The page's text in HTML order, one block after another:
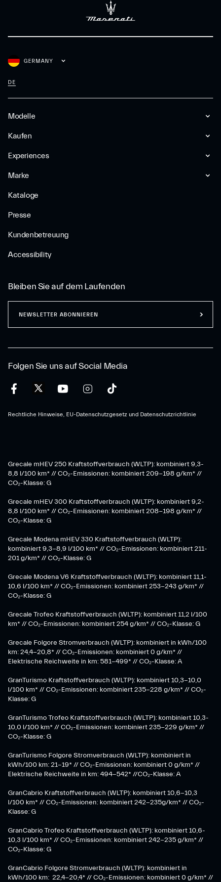
Modelle
Kaufen
Experiences
Marke
Kataloge
Presse
Kundenbetreuung
Accessibility
GERMANY
DE
Folgen Sie uns auf Social Media
Rechtliche Hinweise, EU-Datenschutzgesetz und Datenschutzrichtlinie
Bleiben Sie auf dem Laufenden
NEWSLETTER ABONNIEREN
Grecale mHEV 250 Kraftstoffverbrauch (WLTP): kombiniert 9,3-
8,8 l/100 km* // CO₂-Emissionen: kombiniert 209-198 g/km* ​//
CO₂-Klasse: G
Grecale mHEV 300 Kraftstoffverbrauch (WLTP): kombiniert 9,2-
8,8 l/100 km* // CO₂-Emissionen: kombiniert 208-198 g/km* //
CO₂-Klasse: G
Grecale Modena mHEV 330 Kraftstoffverbrauch (WLTP):
kombiniert 9,3-8,9 l/100 km* // CO₂-Emissionen: kombiniert 211-
201 g/km* // CO₂-Klasse: G
Grecale Modena V6 Kraftstoffverbrauch (WLTP): kombiniert 11,1-
10,6 l/100 km* // CO₂-Emissionen: kombiniert 253-243 g/km* //
CO₂-Klasse: G
Grecale Trofeo Kraftstoffverbrauch (WLTP): kombiniert 11,2 l/100
km* // CO₂-Emissionen: kombiniert 254 g/km* // CO₂-Klasse: G
Grecale Folgore Stromverbrauch (WLTP): kombiniert in kWh/100
km: 24,4-20,8* // CO₂-Emissionen: kombiniert 0 g/km* //
Elektrische Reichweite in km: 581-499* // CO₂-Klasse: A
GranTurismo Kraftstoffverbrauch (WLTP): kombiniert 10,3-10,0
l/100 km* // CO₂-Emissionen: kombiniert 235-228 g/km* // CO₂-
Klasse: G
GranTurismo Trofeo Kraftstoffverbrauch (WLTP): kombiniert 10,3-
10,0 l/100 km* // CO₂-Emissionen: kombiniert 235-229 g/km* //
CO₂-Klasse: G
GranTurismo Folgore Stromverbrauch (WLTP): kombiniert in
kWh/100 km: 21-19* // CO₂-Emissionen: kombiniert 0 g/km* //
Elektrische Reichweite in km: 494-542* //CO₂-Klasse: A
GranCabrio Kraftstoffverbrauch (WLTP): kombiniert 10,6-10,3
l/100 km* // CO₂-Emissionen: kombiniert 242-235g/km* // CO₂-
Klasse: G
GranCabrio Trofeo Kraftstoffverbrauch (WLTP): kombiniert 10,6-
10,3 l/100 km* // CO₂-Emissionen: kombiniert 242-235 g/km* //
CO₂-Klasse: G
GranCabrio Folgore Stromverbrauch (WLTP): kombiniert in
kWh/100 km: 22,4-20,4* // CO₂-Emissionen: kombiniert 0 g/km* //